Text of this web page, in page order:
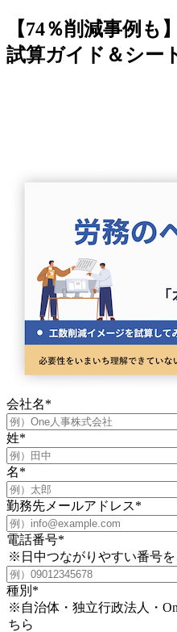
【74％削減事例も
試算ガイド＆シー
会社名*
姓*
名*
勤務先メールアドレス*
電話番号*
※日中つながりやすい番号
種別 *
※自治体・独立行政法人・
ちら